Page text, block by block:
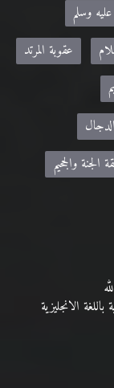
وسلم
عقوبة المرتد
الجنة والجحيم